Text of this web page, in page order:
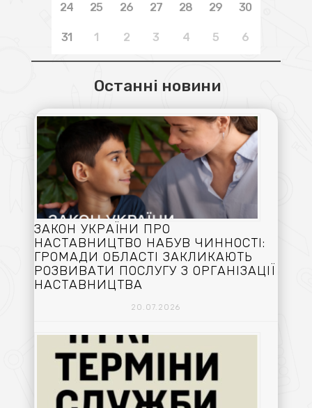
24 25 26 27 28 29 30
31 1 2 3 4 5 6
Останні новини
ЗАКОН УКРАЇНИ ПРО
НАСТАВНИЦТВО НАБУВ ЧИННОСТІ:
ГРОМАДИ ОБЛАСТІ ЗАКЛИКАЮТЬ
РОЗВИВАТИ ПОСЛУГУ З ОРГАНІЗАЦІЇ
НАСТАВНИЦТВА
20.07.2026